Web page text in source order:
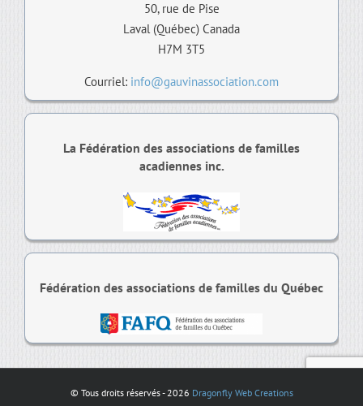
50, rue de Pise
Laval (Québec) Canada
H7M 3T5
Courriel: info@gauvinassociation.com
La Fédération des associations de familles
acadiennes inc.
Fédération des associations de familles du Québec
© Tous droits réservés -2026 Dragonfly Web Creations